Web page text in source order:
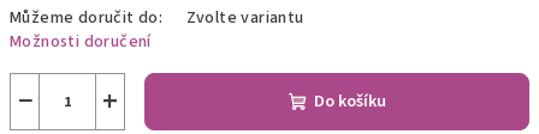
Můžeme doručit do:
Zvolte variantu
Možnosti doručení
+
− Do košíku